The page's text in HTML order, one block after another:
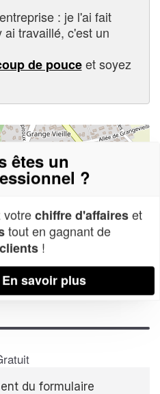
: je l'ai fait
travaillé, c'est un
de pouceet soyez
OpenStreetMap contributors,
du formulaire
êtes un
?
votrechiffre d'affaireset
tout en gagnant de
!
En savoir plus